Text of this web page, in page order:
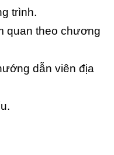
trình.
quan theo chương
dẫn viên địa